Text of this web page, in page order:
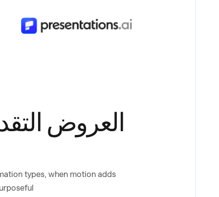
العروض
types, when motion adds